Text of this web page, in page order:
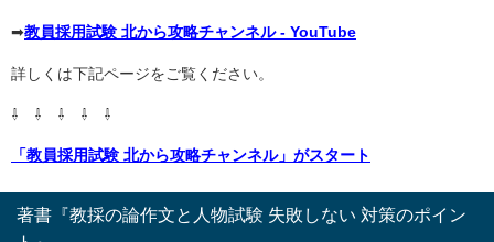
➡教員採用試験 北から攻略チャンネル - YouTube
詳しくは下記ページをご覧ください。
⇩ ⇩ ⇩ ⇩ ⇩
「教員採用試験 北から攻略チャンネル」がスタート
著書『教採の論作文と人物試験 失敗しない 対策のポイン